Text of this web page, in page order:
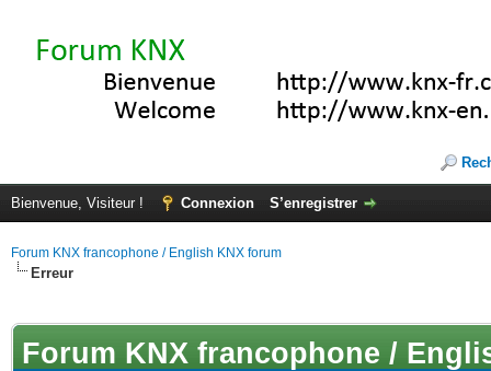
Bienvenue, Visiteur ! Connexion S’enregistrer
Forum KNX francophone / English KNX forum
Erreur
Forum KNX francophone /